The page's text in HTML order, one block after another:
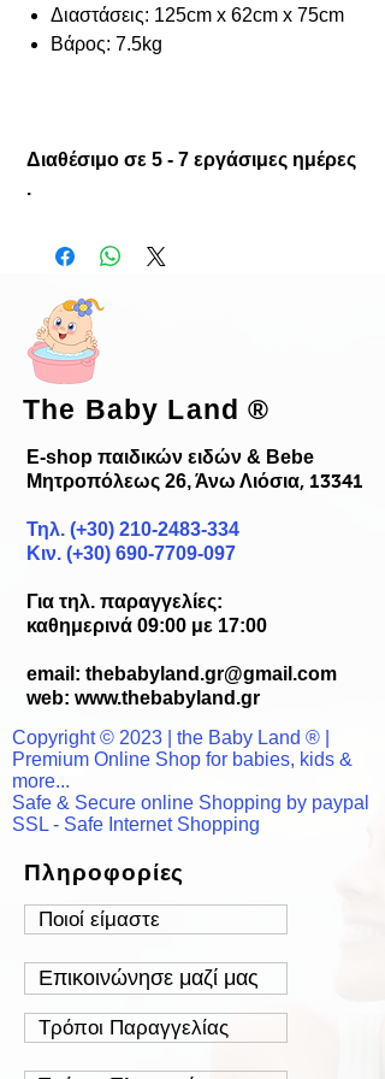
Διαστάσεις: 125cm x 62cm x 75cm
Βάρος: 7.5kg
Διαθέσιμο σε 5 - 7 εργάσιμες ημέρες
.
The Baby Land®
E-shop παιδικών ειδών & Bebe
Μητροπόλεως 26, Άνω Λιόσια, 13341
Τηλ. (+30) 210-2483-334
Κιν. (+30) 690-7709-097
Για τηλ. παραγγελίες:
καθημερινά 09:00 με 17:00
email: thebabyland.gr@gmail.com
web: www.thebabyland.gr
Copyright © 2023 | the Baby Land ® |
Premium Online Shop for babies, kids &
more...
Safe & Secure online Shopping by paypal
SSL - Safe Internet Shopping
Πληροφορίες
Ποιοί είμαστε
Επικοινώνησε μαζί μας
Τρόποι Παραγγελίας